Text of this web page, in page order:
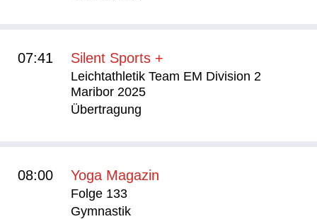
07:41 Silent Sports +
Leichtathletik Team EM Division 2
Maribor 2025
Übertragung
08:00 Yoga Magazin
Folge 133
Gymnastik